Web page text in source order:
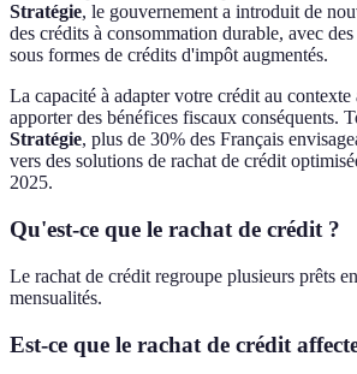
Stratégie, le gouvernement a introduit de
des crédits à consommation durable, avec
sous formes de crédits d'impôt augmentés.
La capacité à adapter votre crédit au
apporter des bénéfices fiscaux conséquents.
Stratégie, plus de 30% des Français
vers des solutions de rachat de crédit
2025.
Qu'est-ce que le rachat de crédit ?
Le rachat de crédit regroupe plusieurs prêts
mensualités.
Est-ce que le rachat de crédit